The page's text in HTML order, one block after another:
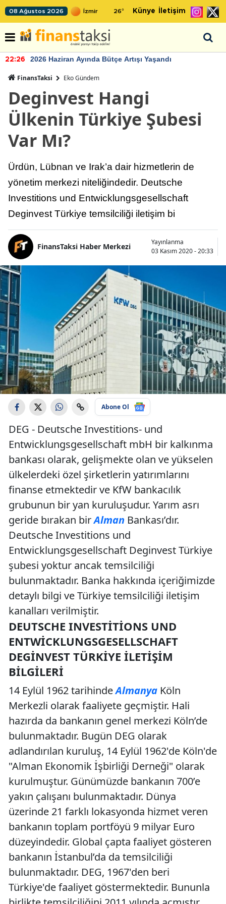
08 Ağustos 2026 26° Künye İletişim
22:26 2026 Haziran Ayında Bütçe Artışı Yaşandı
FinansTaksi Eko Gündem
Deginvest Hangi
Ülkenin Türkiye Şubesi
Var Mı?
Ürdün, Lübnan ve Irak’a dair hizmetlerin de
yönetim merkezi niteliğindedir. Deutsche
Investitions und Entwicklungsgesellschaft
Deginvest Türkiye temsilciliği iletişim bi
FinansTaksi Haber Merkezi
Yayınlanma
03 Kasım 2020 - 20:33
Abone Ol
DEG - Deutsche Investitions- und
Entwicklungsgesellschaft mbH bir kalkınma
bankası olarak, gelişmekte olan ve yükselen
ülkelerdeki özel şirketlerin yatırımlarını
finanse etmektedir ve KfW bankacılık
grubunun bir yan kuruluşudur. Yarım asrı
geride bırakan birAlman Bankası’dır.
Deutsche Investitions und
Entwicklungsgesellschaft Deginvest Türkiye
şubesi yoktur ancak temsilciliği
bulunmaktadır. Banka hakkında içeriğimizde
detaylı bilgi ve Türkiye temsilciliği iletişim
kanalları verilmiştir.
DEUTSCHE INVESTITIONS UND
ENTWICKLUNGSGESELLSCHAFT
DEGINVEST TÜRKIYE İLETIŞIM
BILGILERI
14 Eylül 1962 tarihindeAlmanya Köln
Merkezli olarak faaliyete geçmiştir. Hali
hazırda da bankanın genel merkezi Köln’de
bulunmaktadır. Bugün DEG olarak
adlandırılan kuruluş, 14 Eylül 1962'de Köln'de
"Alman Ekonomik İşbirliği Derneği" olarak
kurulmuştur. Günümüzde bankanın 700’e
yakın çalışanı bulunmaktadır. Dünya
üzerinde 21 farklı lokasyonda hizmet veren
bankanın toplam portföyü 9 milyar Euro
düzeyindedir. Global çapta faaliyet gösteren
bankanın İstanbul’da da temsilciliği
bulunmaktadır. DEG, 1967'den beri
Türkiye'de faaliyet göstermektedir. Bununla